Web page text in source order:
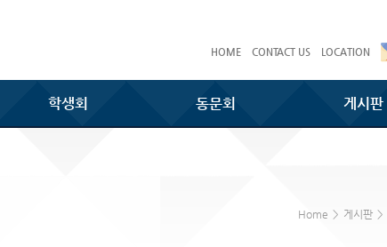
HOME CONTACT US LOCATION
학생회 동문회 게시판
Home > 게시판 >